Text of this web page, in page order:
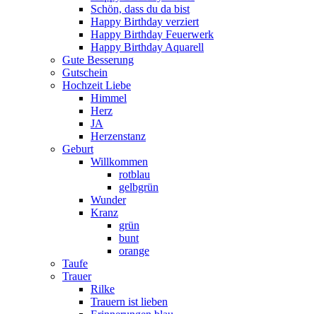
Schön, dass du da bist
Happy Birthday verziert
Happy Birthday Feuerwerk
Happy Birthday Aquarell
Gute Besserung
Gutschein
Hochzeit Liebe
Himmel
Herz
JA
Herzenstanz
Geburt
Willkommen
rotblau
gelbgrün
Wunder
Kranz
grün
bunt
orange
Taufe
Trauer
Rilke
Trauern ist lieben